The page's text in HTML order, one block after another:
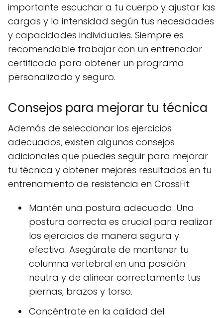
importante escuchar a tu cuerpo y ajustar las
cargas y la intensidad según tus necesidades
y capacidades individuales. Siempre es
recomendable trabajar con un entrenador
certificado para obtener un programa
personalizado y seguro.
Consejos para mejorar tu técnica
Además de seleccionar los ejercicios
adecuados, existen algunos consejos
adicionales que puedes seguir para mejorar
tu técnica y obtener mejores resultados en tu
entrenamiento de resistencia en CrossFit:
Mantén una postura adecuada: Una
postura correcta es crucial para realizar
los ejercicios de manera segura y
efectiva. Asegúrate de mantener tu
columna vertebral en una posición
neutra y de alinear correctamente tus
piernas, brazos y torso.
Concéntrate en la calidad del